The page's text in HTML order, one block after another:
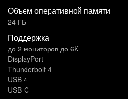
Объем оперативной памяти
24 ГБ
Поддержка
до 2 мониторов до 6K
DisplayPort
Thunderbolt 4
USB 4
USB-C